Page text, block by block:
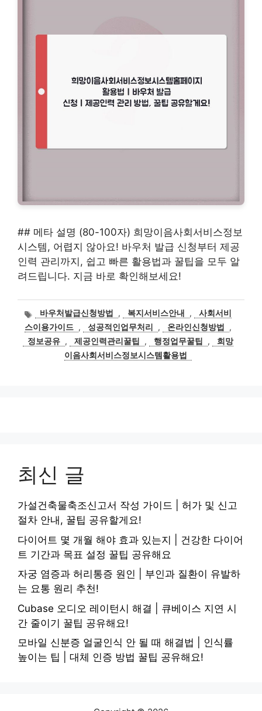
## 메타 설명 (80-100자) 희망이음사회서비스정보
시스템, 어렵지 않아요! 바우처 발급 신청부터 제공
인력 관리까지, 쉽고 빠른 활용법과 꿀팁을 모두 알
려드립니다. 지금 바로 확인해보세요!
태
그
바우처발급신청방법 , 복지서비스안내 ,
사회서비
스이용가이드 , 성공적인업무처리 , 온라인신청방법
,
정보공유 , 제공인력관리꿀팁 , 행정업무꿀팁 ,
희망
이음사회서비스정보시스템활용법
최신 글
가설건축물축조신고서 작성 가이드 | 허가 및 신고
절차 안내, 꿀팁 공유할게요!
다이어트 몇 개월 해야 효과 있는지 | 건강한 다이어
트 기간과 목표 설정 꿀팁 공유해요
자궁 염증과 허리통증 원인 | 부인과 질환이 유발하
는 요통 원리 추천!
Cubase 오디오 레이턴시 해결 | 큐베이스 지연 시
간 줄이기 꿀팁 공유해요!
모바일 신분증 얼굴인식 안 될 때 해결법 | 인식률
높이는 팁 | 대체 인증 방법 꿀팁 공유해요!